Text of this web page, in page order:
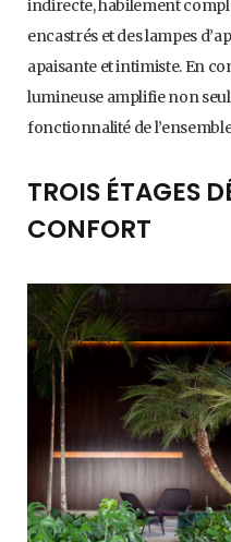
indirecte, habilement
encastrés et des lampes
apaisante et intimiste. En
lumineuse amplifie non
fonctionnalité de
TROIS ÉTAGES
CONFORT